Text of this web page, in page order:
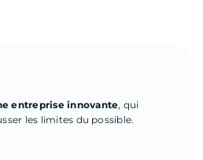
entreprise innovante, qui
les limites du possible.